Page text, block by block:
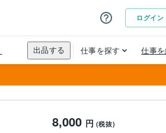
8,000 円 (税抜)